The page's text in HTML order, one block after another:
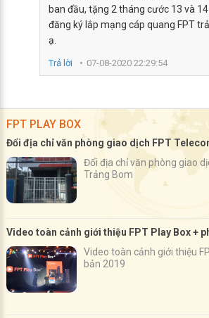
ban đầu, tặng 2 tháng cước 13 và
đăng ký lắp mạng cáp quang FPT
ạ.
Trả lời 07-08-2020 22:29:54
FPT PLAY BOX
Đổi địa chỉ văn phòng giao dịch FPT
Đổi địa chỉ văn phòng giao
Trảng Bom
Video toàn cảnh giới thiệu FPT Play Box +
Video toàn cảnh giới thiệu
bản 2019